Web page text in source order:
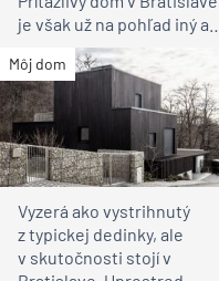
je však už na pohľad iný ako
susedia
Môj dom
Vyzerá ako vystrihnutý
z typickej dedinky, ale
v skutočnosti stojí v